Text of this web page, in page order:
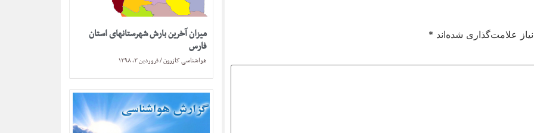
علامت‌گذاری شده‌اند *
میزان آخرین بارش شهرستانهای استان
فارس
هواشناسی کازرون فروردین ۳, ۱۳۹۸